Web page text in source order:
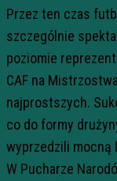
Przez ten czas
szczególnie
poziomie
CAF na
najprostszych.
co do formy
wyprzedzili mocną
W Pucharze